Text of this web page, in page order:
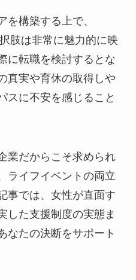
を構築する上で、
肢は非常に魅力的に映
に転職を検討するとな
真実や育休の取得しや
スに不安を感じること
業だからこそ求められ
ライフイベントの両立
事では、女性が直面す
した支援制度の実態ま
なたの決断をサポート